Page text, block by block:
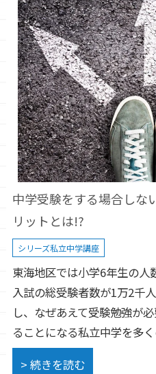
中学受験をする場合しな
リットとは!?
シリーズ私立中学講座
東海地区では小学6年生の人
入試の総受験者数が1万2千
し、なぜあえて受験勉強が
ることになる私立中学を多
> 続きを読む